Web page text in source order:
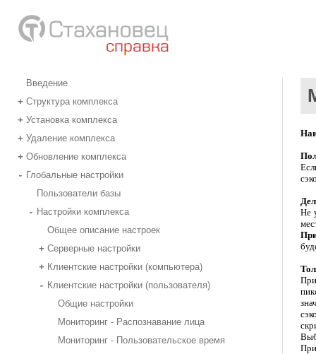
Введение
+ Структура комплекса
+ Установка комплекса
+ Удаление комплекса
+ Обновление комплекса
- Глобальные настройки
Пользователи базы
- Настройки комплекса
Общее описание настроек
+ Серверные настройки
+ Клиентские настройки (компьютера)
- Клиентские настройки (пользователя)
Общие настройки
Мониторинг - Распознавание лица
Мониторинг - Пользовательское время
Не